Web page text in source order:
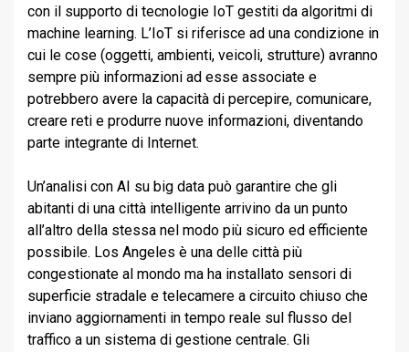
con il supporto di tecnologie IoT gestiti da algoritmi di
machine learning. L’IoT si riferisce ad una condizione in
cui le cose (oggetti, ambienti, veicoli, strutture) avranno
sempre più informazioni ad esse associate e
potrebbero avere la capacità di percepire, comunicare,
creare reti e produrre nuove informazioni, diventando
parte integrante di Internet.
Un’analisi con AI su big data può garantire che gli
abitanti di una città intelligente arrivino da un punto
all’altro della stessa nel modo più sicuro ed efficiente
possibile. Los Angeles è una delle città più
congestionate al mondo ma ha installato sensori di
superficie stradale e telecamere a circuito chiuso che
inviano aggiornamenti in tempo reale sul flusso del
traffico a un sistema di gestione centrale. Gli